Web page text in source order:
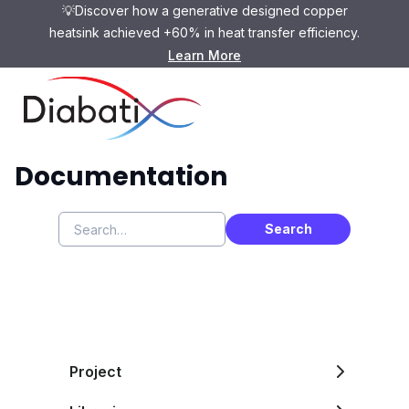
💡Discover how a generative designed copper
heatsink achieved +60% in heat transfer efficiency.
Learn More
ColdStream
Documentation
Project
CAD Preparation